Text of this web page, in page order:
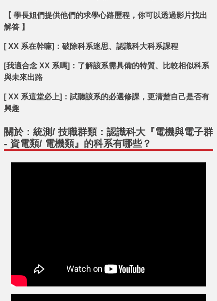
【 學長姐們提供他們的求學心路歷程，你可以透過影片找出
解答 】
[ XX 系在幹嘛]：破除科系迷思、認識科大科系課程
[我適合念 XX 系嗎]：了解該系需具備的特質、比較相似科系
與未來出路
[ XX 系這堂必上]：試聽該系的必選修課，更清楚自己是否有
興趣
關於：統測/ 技職群類：認識科大『電機與電子群
- 資電類/ 電機類』的科系有哪些？